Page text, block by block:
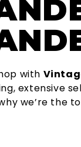
with
extensive
we’re the